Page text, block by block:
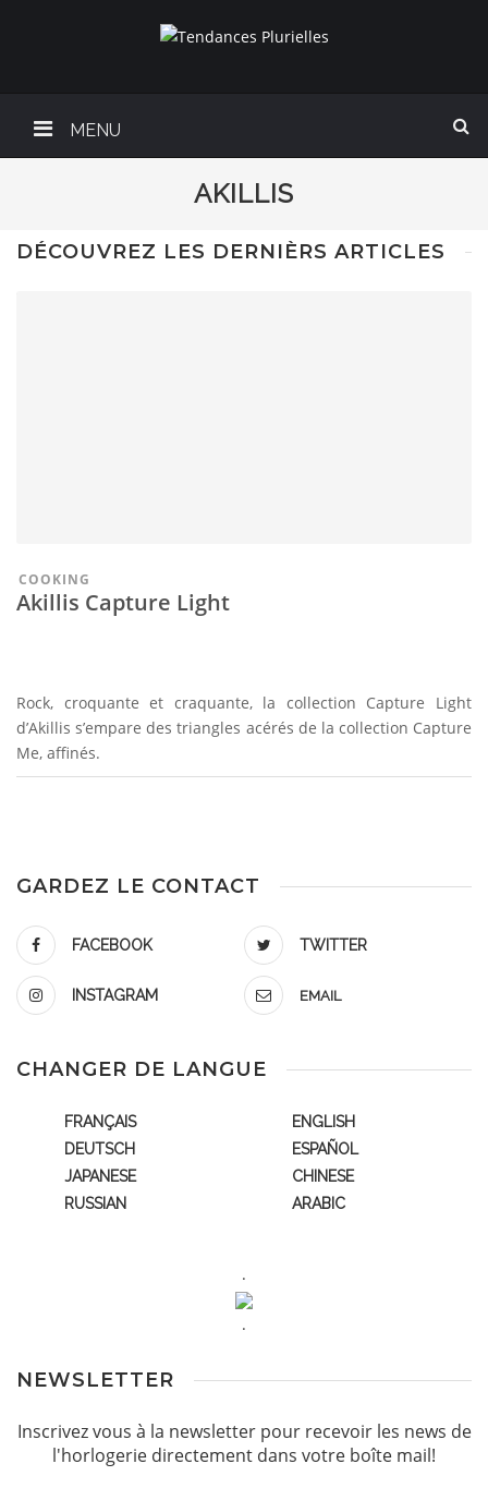
MENU
AKILLIS
DÉCOUVREZ LES DERNIÈRS ARTICLES
COOKING
Akillis Capture Light
Rock, croquante et craquante, la collection Capture Light
d’Akillis s’empare des triangles acérés de la collection Capture
Me, affinés.
GARDEZ LE CONTACT
FACEBOOK TWITTER
INSTAGRAM EMAIL
CHANGER DE LANGUE
FRANÇAIS
ENGLISH
DEUTSCH
ESPAÑOL
JAPANESE
CHINESE
RUSSIAN
ARABIC
.
.
NEWSLETTER
Inscrivez vous à la newsletter pour recevoir les news de
l'horlogerie directement dans votre boîte mail!